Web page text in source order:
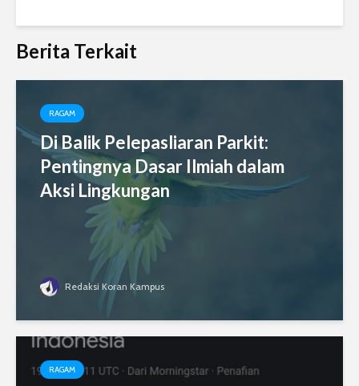
Berita Terkait
RAGAM
Di Balik Pelepasliaran Parkit:
Pentingnya Dasar Ilmiah dalam
Aksi Lingkungan
Redaksi Koran Kampus
RAGAM